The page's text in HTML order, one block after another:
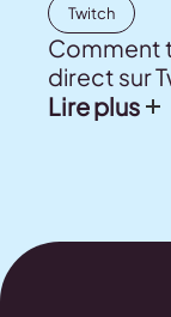
Twitch
Comment
direct sur
Lire plus